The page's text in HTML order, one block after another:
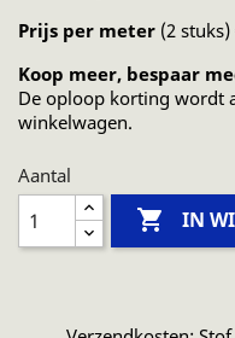
Prijs per meter (2 stuks)
Koop meer, bespaar
De oploop korting wordt
winkelwagen.
Aantal
 IN